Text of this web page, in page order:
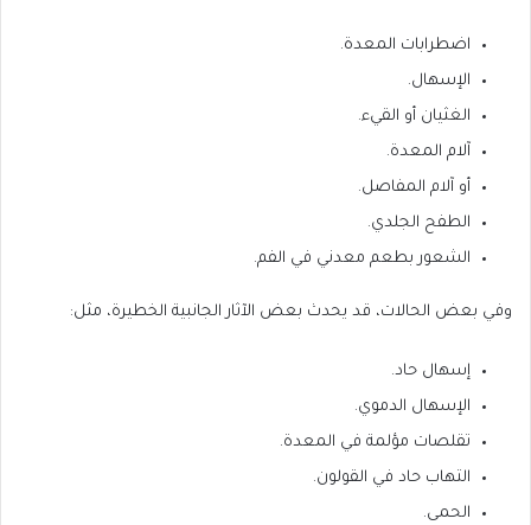
اضطرابات المعدة.
الإسهال.
الغثيان أو القيء.
آلام المعدة.
أو آلام المفاصل.
الطفح الجلدي.
الشعور بطعم معدني في الفم.
وفي بعض الحالات، قد يحدث بعض الآثار الجانبية الخطيرة، مثل:
إسهال حاد.
الإسهال الدموي.
تقلصات مؤلمة في المعدة.
التهاب حاد في القولون.
الحمى.